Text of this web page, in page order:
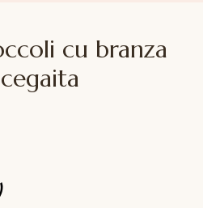
cu branza